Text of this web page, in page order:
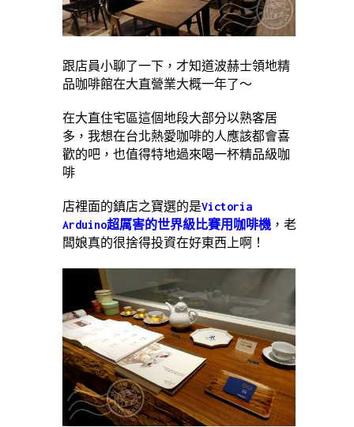
跟店員小聊了一下，才知道波赫士領地精
品咖啡館在大直營業大概一年了～
在大直住宅區這個地段大部分以熟客居
多，我想在台北熱愛咖啡的人應該都會喜
歡的吧，也值得特地過來喝一杯精品級咖
啡
店裡面的鎮店之寶選的是Victoria
Arduino超厲害的世界級比賽用咖啡機 ，老
闆娘真的很捨得投資在好東西上啊！